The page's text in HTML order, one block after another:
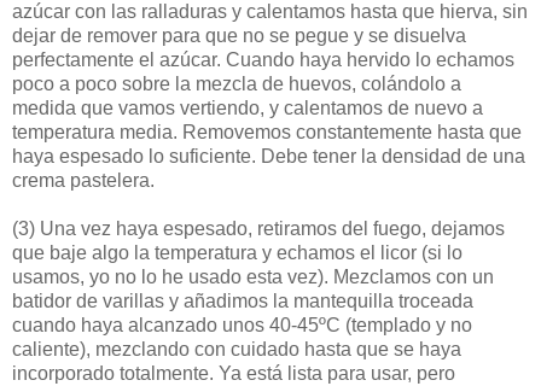
azúcar con las ralladuras y calentamos hasta que hierva, sin
dejar de remover para que no se pegue y se disuelva
perfectamente el azúcar. Cuando haya hervido lo echamos
poco a poco sobre la mezcla de huevos, colándolo a
medida que vamos vertiendo, y calentamos de nuevo a
temperatura media. Removemos constantemente hasta que
haya espesado lo suficiente. Debe tener la densidad de una
crema pastelera.
(3) Una vez haya espesado, retiramos del fuego, dejamos
que baje algo la temperatura y echamos el licor (si lo
usamos, yo no lo he usado esta vez). Mezclamos con un
batidor de varillas y añadimos la mantequilla troceada
cuando haya alcanzado unos 40-45ºC (templado y no
caliente), mezclando con cuidado hasta que se haya
incorporado totalmente. Ya está lista para usar, pero